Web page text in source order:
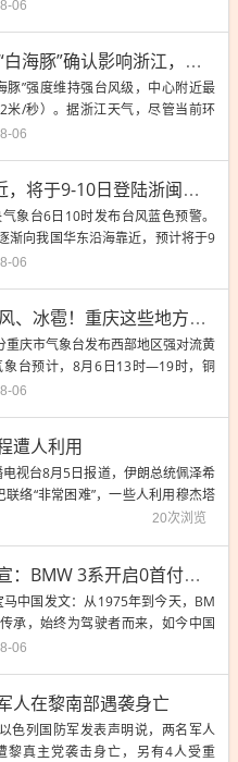
气预报 6 日（周四）下午：晴转多
雷...
06
14级！台风“白海豚”确认影响浙江，暴雨大暴雨来势汹汹，杭州接下来的天气→
豚”强度维持强台风级，中心附近最
米/秒）。据浙江天气，尽管当前环
海豚”未来移向移速还有较大的不确
海转向穿过舟山群岛北上的可能性。
06
“白海豚”迫近，将于9-10日登陆浙闽沿海，华东将有强风雨；8月有2至3个台风登陆或影响我国，1至2个较强台风北上，会带来大范围极端降雨
象台6日10时发布台风蓝色预警。
渐向我国华东沿海靠近，预计将于9
登陆浙江至福建北部沿海。这将是
国？8月预计会有多少个台风登陆或
06
10级雷雨大风、冰雹！重庆这些地方注意防范→
重庆市气象台发布西部地区强对流黄
象台预计，8月6日13时—19时，铜
等3个地区将出现10级以上雷雨大
出现8~9级雷雨大风，上述地区局
06
遭人利用
视台8月5日报道，伊朗总统佩泽希
络“非常困难”，一些人利用穆杰塔
佩泽希齐扬说，穆杰塔巴曾在决策
20次浏览
宝马中国官宣：BMW 3系开启0首付，年利率低0.99%，或日付低至80元优惠政策；上周宝马集团公布上半年财务数据，同比去年大幅下降
中国发文：从1975年到今天，BM
承，始终为驾驶者而来，如今中国
突破200万辆，经典不断延续，更多
换三重礼遇，欢迎莅临BMW授权经
06
人在黎南部遇袭身亡
色列国防军发表声明说，两名军人
黎真主党袭击身亡，另有4人受重